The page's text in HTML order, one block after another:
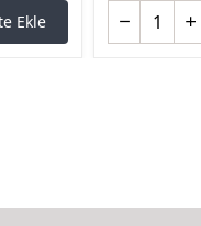
Ekle